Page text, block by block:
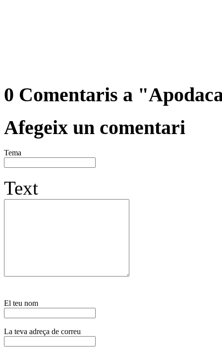
0 Comentaris a
Afegeix un comentari
Tema
Text
El teu nom
La teva adreça de correu